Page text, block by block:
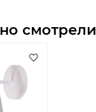
смотрели